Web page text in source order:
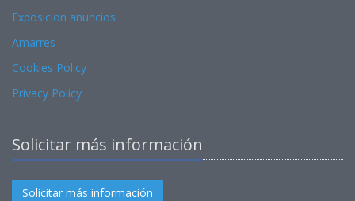
Exposicion anuncios
Amarres
Cookies Policy
Privacy Policy
Solicitar más información
Solicitar más información